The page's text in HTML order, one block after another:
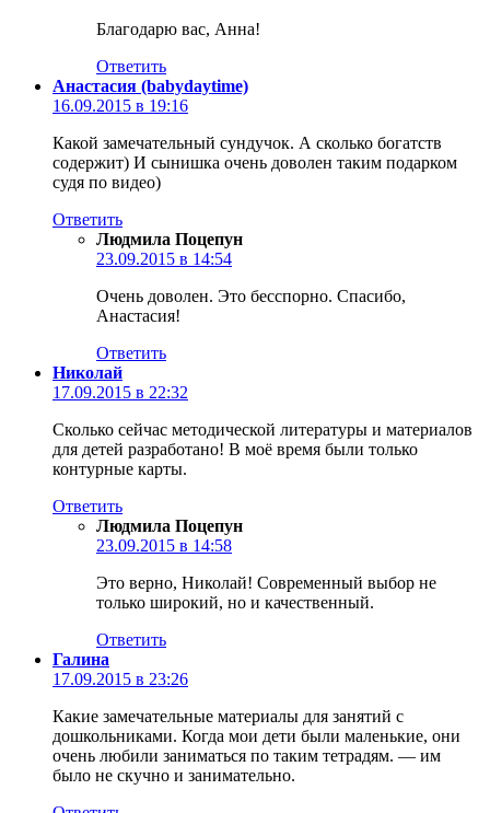
Благодарю вас, Анна!
Ответить
Анастасия (babydaytime)
16.09.2015 в 19:16
Какой замечательный сундучок. А сколько богатств
содержит) И сынишка очень доволен таким подарком
судя по видео)
Ответить
Людмила Поцепун
23.09.2015 в 14:54
Очень доволен. Это бесспорно. Спасибо,
Анастасия!
Ответить
Николай
17.09.2015 в 22:32
Сколько сейчас методической литературы и материалов
для детей разработано! В моё время были только
контурные карты.
Ответить
Людмила Поцепун
23.09.2015 в 14:58
Это верно, Николай! Современный выбор не
только широкий, но и качественный.
Ответить
Галина
17.09.2015 в 23:26
Какие замечательные материалы для занятий с
дошкольниками. Когда мои дети были маленькие, они
очень любили заниматься по таким тетрадям. — им
было не скучно и занимательно.